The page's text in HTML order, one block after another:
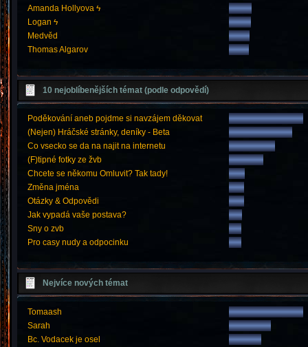
Amanda Hollyova ϟ
Logan ϟ
Medvěd
Thomas Algarov
10 nejoblíbenějších témat (podle odpovědí)
Poděkování aneb pojdme si navzájem děkovat
(Nejen) Hráčské stránky, deníky - Beta
Co vsecko se da na najit na internetu
(F)tipné fotky ze žvb
Chcete se někomu Omluvit? Tak tady!
Změna jména
Otázky & Odpovědi
Jak vypadá vaše postava?
Sny o zvb
Pro casy nudy a odpocinku
Nejvíce nových témat
Tomaash
Sarah
Bc. Vodacek je osel